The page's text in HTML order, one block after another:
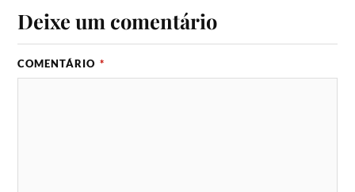
Deixe um comentário
COMENTÁRIO *